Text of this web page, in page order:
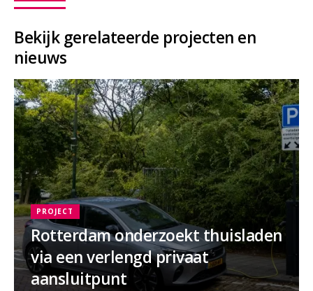
Bekijk gerelateerde projecten en
nieuws
Rotterdam onderzoekt thuisladen
via een verlengd privaat
aansluitpunt
PROJECT